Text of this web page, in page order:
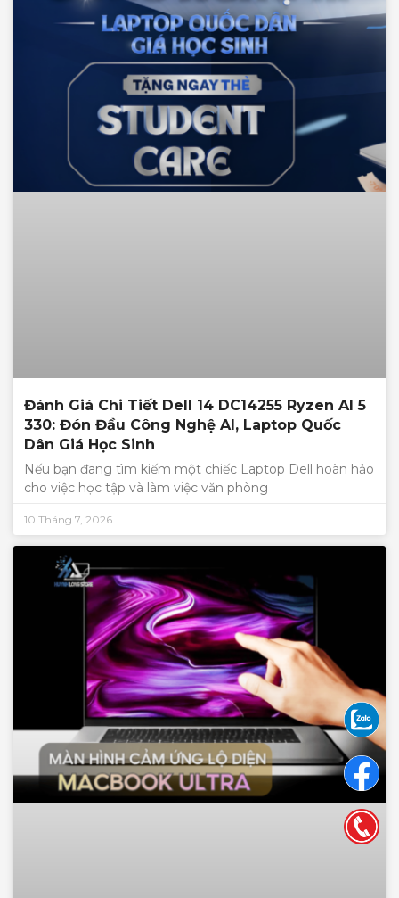
Đánh Giá Chi Tiết Dell 14 DC14255 Ryzen AI 5
330: Đón Đầu Công Nghệ AI, Laptop Quốc
Dân Giá Học Sinh
Nếu bạn đang tìm kiếm một chiếc Laptop Dell hoàn hảo
cho việc học tập và làm việc văn phòng
10 Tháng 7, 2026